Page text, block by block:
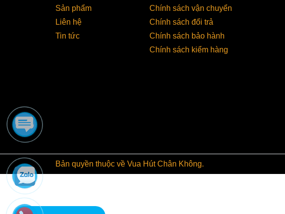
Sản phẩm
Liên hệ
Tin tức
Chính sách vận chuyển
Chính sách đổi trả
Chính sách bảo hành
Chính sách kiểm hàng
Bản quyền thuộc về Vua Hút Chân Không.